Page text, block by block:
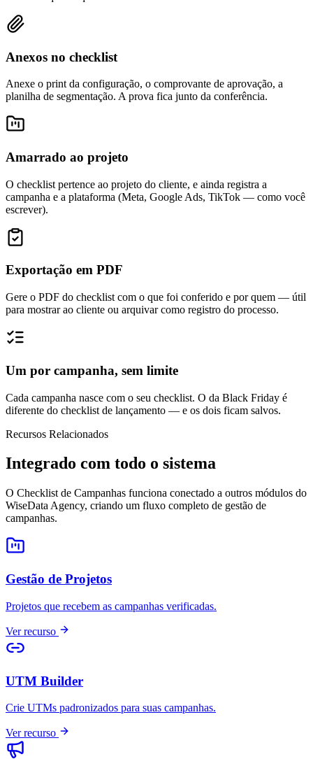
Anexos no checklist
Anexe o print da configuração, o comprovante de aprovação, a
planilha de segmentação. A prova fica junto da conferência.
Amarrado ao projeto
O checklist pertence ao projeto do cliente, e ainda registra a
campanha e a plataforma (Meta, Google Ads, TikTok — como você
escrever).
Exportação em PDF
Gere o PDF do checklist com o que foi conferido e por quem — útil
para mostrar ao cliente ou arquivar como registro do processo.
Um por campanha, sem limite
Cada campanha nasce com o seu checklist. O da Black Friday é
diferente do checklist de lançamento — e os dois ficam salvos.
Recursos Relacionados
Integrado com todo o sistema
O Checklist de Campanhas funciona conectado a outros módulos do
WiseData Agency, criando um fluxo completo de gestão de
campanhas.
Gestão de Projetos
Projetos que recebem as campanhas verificadas.
Ver recurso
UTM Builder
Crie UTMs padronizados para suas campanhas.
Ver recurso